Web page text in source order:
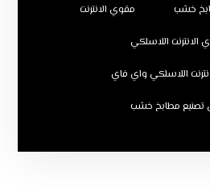
خشب مقوي الانترنت
الانترنت اللاسلكي
اللاسلكي واي فاي
تصنيع مطابخ خشب